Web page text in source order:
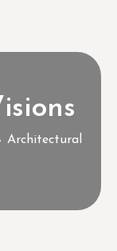
Architectural